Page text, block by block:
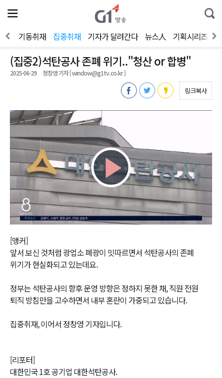
전
체
뉴
열
통
합
색
스 기동취재 집중취재 기자가 달려간다 뉴스人 기획시리즈
(집중2)석탄공사 존폐 위기.."청산 or 합병"
2025-06-29 정창영 기자 [ window@g1tv.co.kr ]
링크복사
Play
Video
[앵커]
앞서 보신 것처럼 광업소 폐광이 잇따르면서 석탄공사의 존폐
위기가 현실화되고 있는데요.
정부는 석탄공사의 향후 운영 방향은 정하지 못한 채, 직원 전원
퇴직 방침만을 고수하면서 내부 혼란이 가중되고 있습니다.
집중취재, 이어서 정창영 기자입니다.
[리포터]
대한민국 1호 공기업 대한석탄공사.